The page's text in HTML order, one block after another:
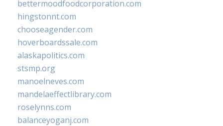
bettermoodfoodcorporation.com
hingstonnt.com
chooseagender.com
hoverboardssale.com
alaskapolitics.com
stsmp.org
manoelneves.com
mandelaeffectlibrary.com
roselynns.com
balanceyoganj.com